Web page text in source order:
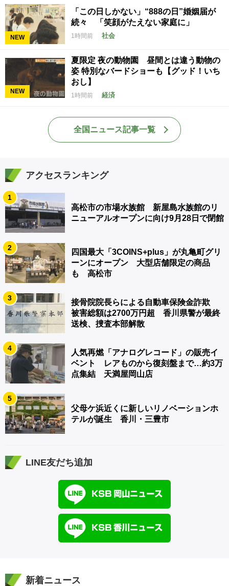
NEW
「この日しかない」“888の日”婚姻届が
続々 「笑顔がたえない家庭に」
1時間前 社会
NEW
夏限定 夜の動物園 昼間とは違う動物の
姿 特別なバードショーも【グッド！いち
おし】
1時間前 経済
全国ニュース記事一覧
アクセスランキング
1
高松市の市場水族館 新屋島水族館のリ
ニューアルオープンに向け9月28日で閉館
2
四国最大「3COINS+plus」が丸亀町グリ
ーンにオープン 大型店舗限定の商品
も 高松市
3
接骨院院長らによる自動車保険金詐欺
被害総額は2700万円超 香川県警が最終
送検、捜査本部解散
4
人気再燃「アナログレコード」の販売イ
ベント レアものから復刻盤まで…約3万
点集結 天満屋岡山店
5
父母ケ浜近くに新しいリノベーションホ
テルが誕生 香川・三豊市
LINE友だち追加
新着ニュース